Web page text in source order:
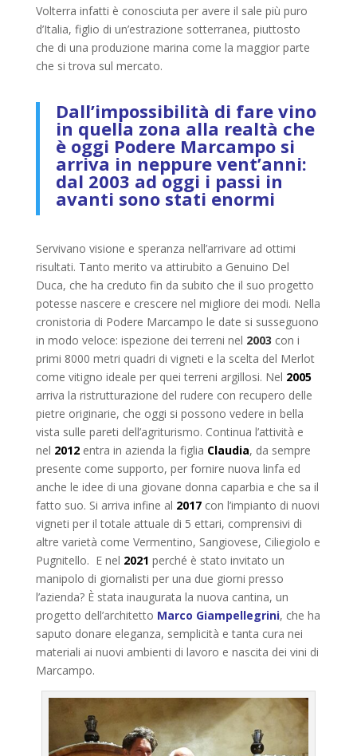
Volterra infatti è conosciuta per avere il sale più puro
d’Italia, figlio di un’estrazione sotterranea, piuttosto
che di una produzione marina come la maggior parte
che si trova sul mercato.
Dall’impossibilità di fare vino
in quella zona alla realtà che
è oggi Podere Marcampo si
arriva in neppure vent’anni:
dal 2003 ad oggi i passi in
avanti sono stati enormi
Servivano visione e speranza nell’arrivare ad ottimi
risultati. Tanto merito va attirubito a Genuino Del
Duca, che ha creduto fin da subito che il suo progetto
potesse nascere e crescere nel migliore dei modi. Nella
cronistoria di Podere Marcampo le date si susseguono
in modo veloce: ispezione dei terreni nel 2003 con i
primi 8000 metri quadri di vigneti e la scelta del Merlot
come vitigno ideale per quei terreni argillosi. Nel 2005
arriva la ristrutturazione del rudere con recupero delle
pietre originarie, che oggi si possono vedere in bella
vista sulle pareti dell’agriturismo. Continua l’attività e
nel 2012entra in azienda la figlia Claudia, da sempre
presente come supporto, per fornire nuova linfa ed
anche le idee di una giovane donna caparbia e che sa il
fatto suo. Si arriva infine al 2017con l’impianto di nuovi
vigneti per il totale attuale di 5 ettari, comprensivi di
altre varietà come Vermentino, Sangiovese, Ciliegiolo e
Pugnitello. E nel 2021 perché è stato invitato un
manipolo di giornalisti per una due giorni presso
l’azienda? È stata inaugurata la nuova cantina, un
progetto dell’architetto Marco Giampellegrini, che ha
saputo donare eleganza, semplicità e tanta cura nei
materiali ai nuovi ambienti di lavoro e nascita dei vini di
Marcampo.